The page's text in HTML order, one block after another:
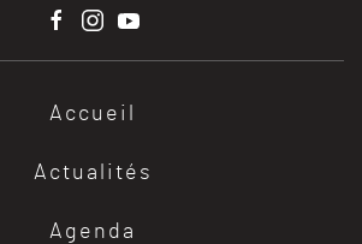
Accueil
Actualités
Agenda